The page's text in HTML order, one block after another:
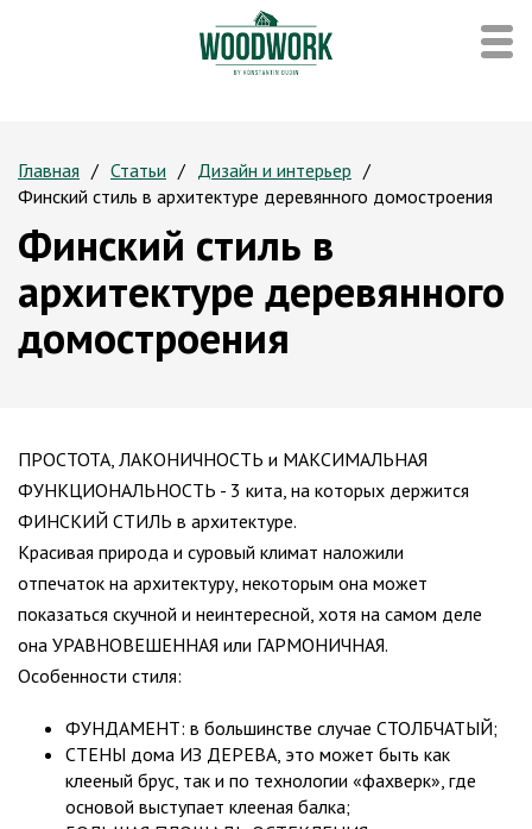
Главная Статьи
Дизайн и интерьер
Финский стиль в архитектуре деревянного домостроения
Финский стиль в
архитектуре деревянного
домостроения
ПРОСТОТА, ЛАКОНИЧНОСТЬ и МАКСИМАЛЬНАЯ
ФУНКЦИОНАЛЬНОСТЬ - 3 кита, на которых держится
ФИНСКИЙ СТИЛЬ в архитектуре.
Красивая природа и суровый климат наложили
отпечаток на архитектуру, некоторым она может
показаться скучной и неинтересной, хотя на самом деле
она УРАВНОВЕШЕННАЯ или ГАРМОНИЧНАЯ.
Особенности стиля:
ФУНДАМЕНТ: в большинстве случае СТОЛБЧАТЫЙ;
СТЕНЫ дома ИЗ ДЕРЕВА, это может быть как
клееный брус, так и по технологии «фахверк», где
основой выступает клееная балка;